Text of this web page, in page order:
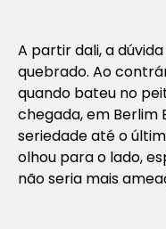
A partir dali, a
quebrado. Ao
quando bateu no
chegada, em
seriedade até o
olhou para o lado,
não seria mais